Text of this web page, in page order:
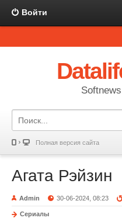
Войти
Полная версия сайта
Агата Рэйзин
Admin 30-06-2024, 08:23
Сериалы